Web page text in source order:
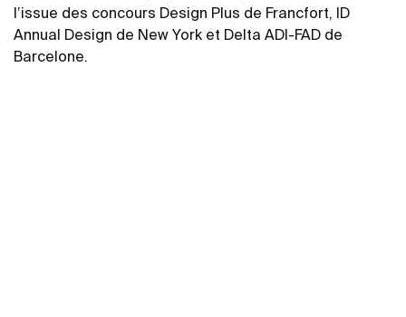
l’issue des concours Design Plus de Francfort, ID
Annual Design de New York et Delta ADI-FAD de
Barcelone.